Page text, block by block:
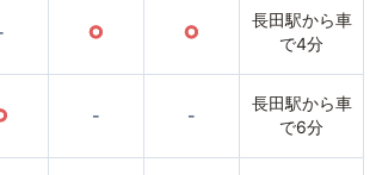
○ ○
長田駅から車
で4分
- -
長田駅から車
で6分